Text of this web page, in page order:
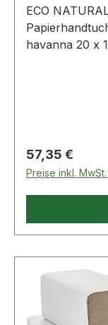
ECO
havanna 20 x 190
Regulärer
57,35 €
Preise inkl.